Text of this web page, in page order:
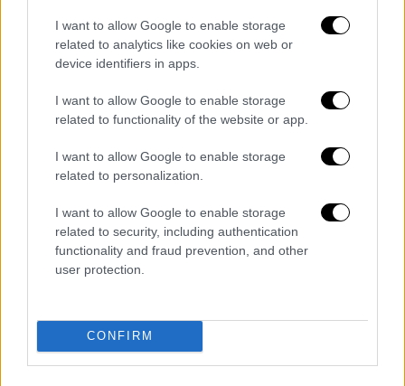
I want to allow Google to enable storage
related to analytics like cookies on web or
device identifiers in apps.
I want to allow Google to enable storage
related to functionality of the website or app.
I want to allow Google to enable storage
related to personalization.
I want to allow Google to enable storage
related to security, including authentication
functionality and fraud prevention, and other
user protection.
CONFIRM
https://t.co/jgOxs7yXZI
— Artnet (@artnet)
Οι δύο πίνακες μπήκαν στη λίστα των έργων
που, πέρυσι, το ολλανδικό περιοδικό για
τέχνη και αντίκες Vind (Find) έγραψε για μια
νέα έκθεση στο Μουσείο Gouda και ότι
πίνακας του Μπρίγκελ ήταν δανεικός από
έναν ιδιώτη συλλέκτη. Οι συντάκτες του
περιοδικούεντόπισαν μια ασπρόμαυρη
επικοινώνησαν με τον Μπραντ για να
ρωτήσουν αν θα μπορούσε να είναι ο ίδιος
που περιλαμβάνεται στην έκθεση του